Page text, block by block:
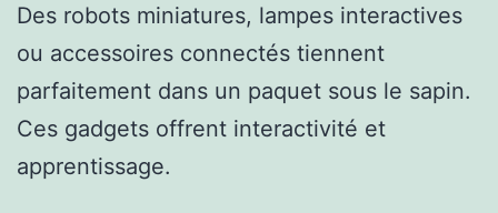
Des robots miniatures, lampes interactives
ou accessoires connectés tiennent
parfaitement dans un paquet sous le sapin.
Ces gadgets offrent interactivité et
apprentissage.